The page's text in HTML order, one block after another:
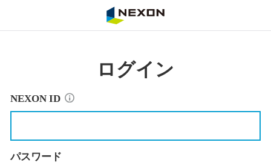
ログイン
NEXON ID
パスワード